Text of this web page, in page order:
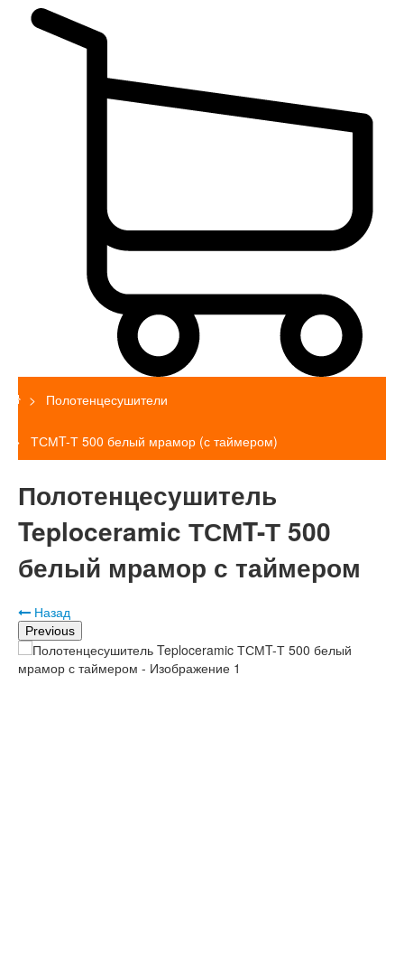
Полотенцесушители
ТСМT-Т 500 белый мрамор (с таймером)
Полотенцесушитель
Teploceramic ТСМT-Т 500
белый мрамор с таймером
Назад
Previous